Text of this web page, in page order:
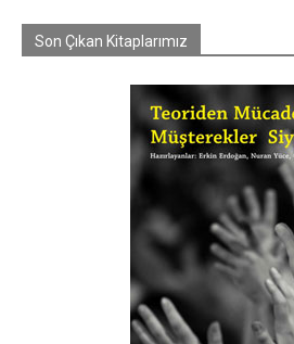
Son Çıkan Kitaplarımız